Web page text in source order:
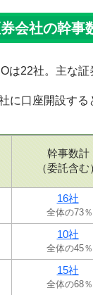
会社の幹事
は22社。主な
に口座開設する
幹事数計
（委託含む）
16社
全体の73％
10社
全体の45％
15社
全体の68％